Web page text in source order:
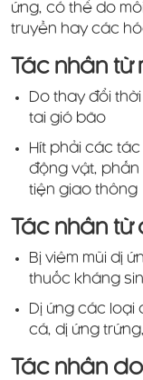
ứng, có thể do
truyền hay các
Tác nhân từ
Do thay đổi
tai gió bão
Hít phải các
động vật, phấn
tiện giao thông
Tác nhân
Bị viêm mũi dị
thuốc kháng
Dị ứng các loại
cá, dị ứng
Tác nhân